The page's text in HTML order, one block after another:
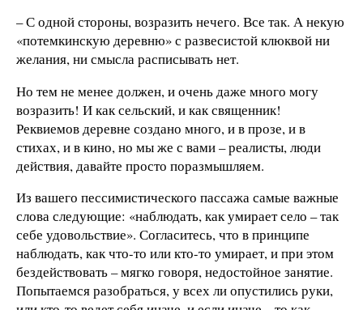
– С одной стороны, возразить нечего. Все так. А некую
«потемкинскую деревню» с развесистой клюквой ни
желания, ни смысла расписывать нет.
Но тем не менее должен, и очень даже много могу
возразить! И как сельский, и как священник!
Реквиемов деревне создано много, и в прозе, и в
стихах, и в кино, но мы же с вами – реалисты, люди
действия, давайте просто поразмышляем.
Из вашего пессимистического пассажа самые важные
слова следующие: «наблюдать, как умирает село – так
себе удовольствие». Согласитесь, что в принципе
наблюдать, как что-то или кто-то умирает, и при этом
бездействовать – мягко говоря, недостойное занятие.
Попытаемся разобраться, у всех ли опустились руки,